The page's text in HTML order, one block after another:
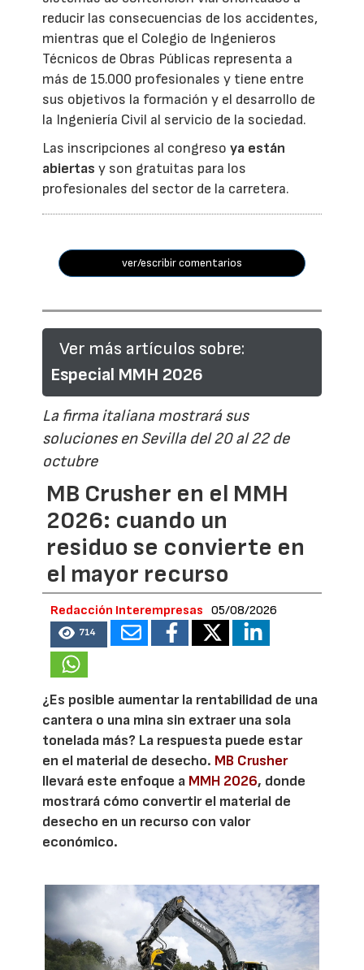
reducir las consecuencias de los accidentes,
mientras que el Colegio de Ingenieros
Técnicos de Obras Públicas representa a
más de 15.000 profesionales y tiene entre
sus objetivos la formación y el desarrollo de
la Ingeniería Civil al servicio de la sociedad.
Las inscripciones al congresoya están
abiertas y son gratuitas para los
profesionales del sector de la carretera.
ver/escribir comentarios
Ver más artículos sobre:
Especial MMH 2026
La firma italiana mostrará sus
soluciones en Sevilla del 20 al 22 de
octubre
MB Crusher en el MMH
2026: cuando un
residuo se convierte en
el mayor recurso
Redacción Interempresas 05/08/2026
714
¿Es posible aumentar la rentabilidad de una
cantera o una mina sin extraer una sola
tonelada más? La respuesta puede estar
en el material de desecho. MB Crusher
llevará este enfoque a MMH 2026, donde
mostrará cómo convertir el material de
desecho en un recurso con valor
económico.